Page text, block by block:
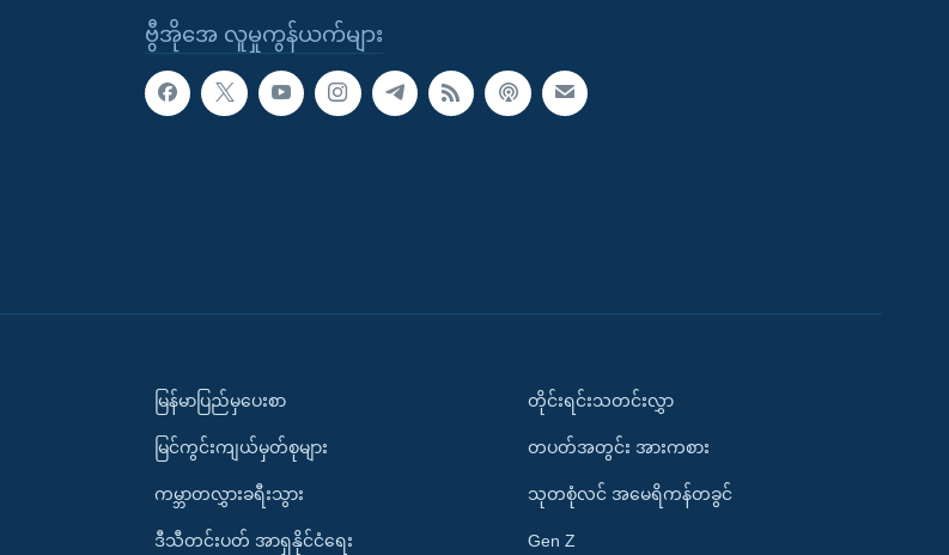
ဗွီအိုအေ လူမှုကွန်ယက်များ
မြန်မာပြည်မှပေးစာ
မြင်ကွင်းကျယ်မှတ်စုများ
ကမ္ဘာတလွှားခရီးသွား
ဒီသီတင်းပတ် အာရှနိုင်ငံရေး
တိုင်းရင်းသတင်းလွှာ
တပတ်အတွင်း အားကစား
သုတစုံလင် အမေရိကန်တခွင်
Gen Z